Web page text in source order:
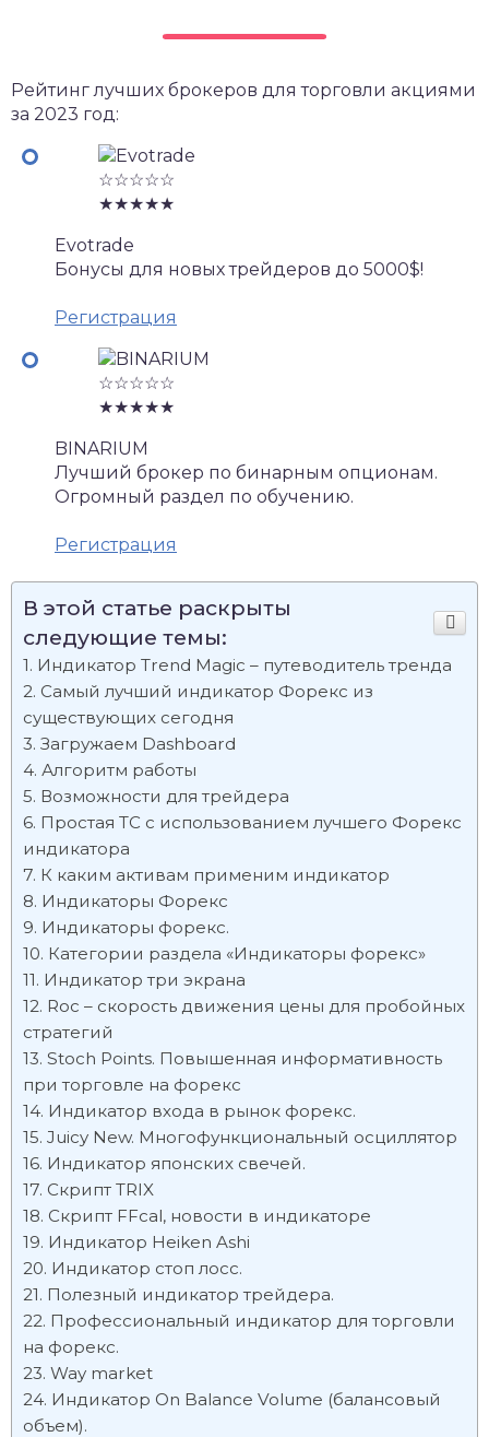
Рейтинг лучших брокеров для торговли акциями
за 2023 год:
☆☆☆☆☆
★★★★★
Evotrade
Бонусы для новых трейдеров до 5000$!
Регистрация
☆☆☆☆☆
★★★★★
BINARIUM
Лучший брокер по бинарным опционам.
Огромный раздел по обучению.
Регистрация
В этой статье раскрыты
следующие темы:
Индикатор Trend Magic – путеводитель тренда
Самый лучший индикатор Форекс из
существующих сегодня
Загружаем Dashboard
Алгоритм работы
Возможности для трейдера
Простая ТС с использованием лучшего Форекс
индикатора
К каким активам применим индикатор
Индикаторы Форекс
Индикаторы форекс.
Категории раздела «Индикаторы форекс»
Индикатор три экрана
Roc – скорость движения цены для пробойных
стратегий
Stoch Points. Повышенная информативность
при торговле на форекс
Индикатор входа в рынок форекс.
Juicy New. Многофункциональный осциллятор
Индикатор японских свечей.
Скрипт TRIX
Скрипт FFcal, новости в индикаторе
Индикатор Heiken Ashi
Индикатор стоп лосс.
Полезный индикатор трейдера.
Профессиональный индикатор для торговли
на форекс.
Way market
Индикатор On Balance Volume (балансовый
объем).